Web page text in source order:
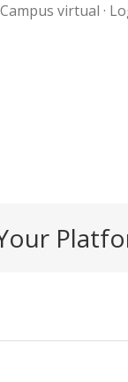
Campus virtual ·